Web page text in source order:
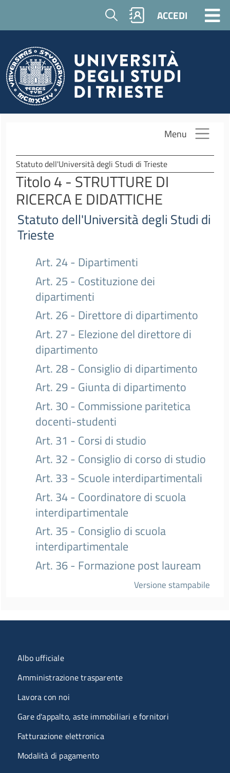
Salta al contenuto principale
Cerca ACCEDI
Menu
Statuto dell'Università degli Studi di Trieste
Titolo 4 - STRUTTURE DI
RICERCA E DIDATTICHE
Statuto dell'Università degli Studi di
Trieste
Art. 24 - Dipartimenti
Art. 25 - Costituzione dei
dipartimenti
Art. 26 - Direttore di dipartimento
Art. 27 - Elezione del direttore di
dipartimento
Art. 28 - Consiglio di dipartimento
Art. 29 - Giunta di dipartimento
Art. 30 - Commissione paritetica
docenti-studenti
Art. 31 - Corsi di studio
Art. 32 - Consiglio di corso di studio
Art. 33 - Scuole interdipartimentali
Art. 34 - Coordinatore di scuola
interdipartimentale
Art. 35 - Consiglio di scuola
interdipartimentale
Art. 36 - Formazione post lauream
Versione stampabile
Menu organizzazione
Albo ufficiale
Amministrazione trasparente
Lavora con noi
Gare d'appalto, aste immobiliari e fornitori
Fatturazione elettronica
Modalità di pagamento